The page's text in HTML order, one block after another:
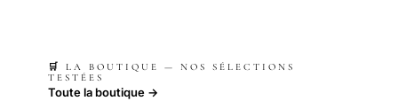
🛒 LA BOUTIQUE — NOS SÉLECTIONS
TESTÉES
Toute la boutique →